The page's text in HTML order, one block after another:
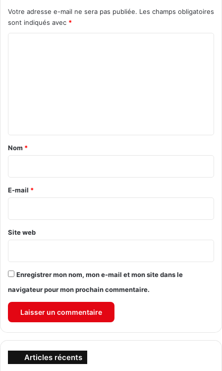
Votre adresse e-mail ne sera pas publiée. Les champs obligatoires
sont indiqués avec *
a
r
e
Nom *
E-mail *
Site web
Enregistrer mon nom, mon e-mail et mon site dans le
navigateur pour mon prochain commentaire.
Articles récents